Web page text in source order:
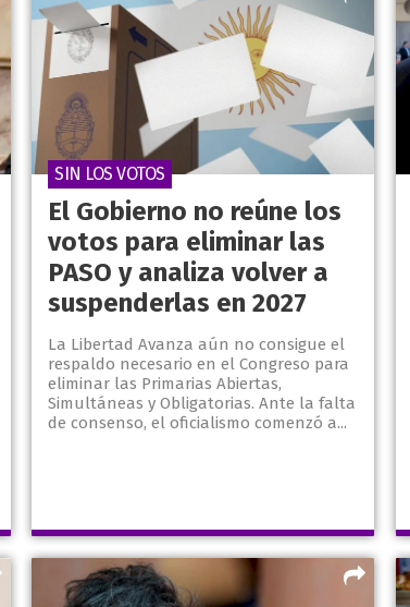
El Gobierno no reúne los
votos para eliminar las
PASO y analiza volver a
suspenderlas en 2027
La Libertad Avanza aún no consigue el
respaldo necesario en el Congreso para
eliminar las Primarias Abiertas,
Simultáneas y Obligatorias. Ante la falta
de consenso, el oficialismo comenzó a...
SIN LOS VOTOS